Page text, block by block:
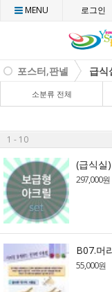
CMENU 로그인
포스터,판넬 급식
소분류 전체
1 - 10
(급식실
297,000원
B07.머
55,000원